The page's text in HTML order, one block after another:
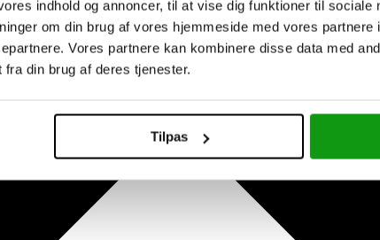
indhold og annoncer, til at vise dig funktioner til sociale
om din brug af vores hjemmeside med vores partnere
Vores partnere kan kombinere disse data med
din brug af deres tjenester.
Tilpas